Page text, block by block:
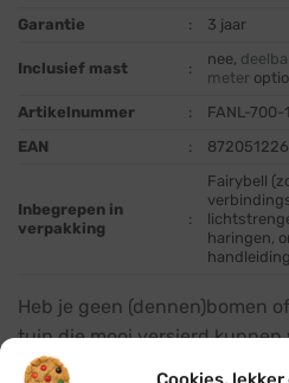
Garantie : 3 jaar
Inclusief mast :
nee,
meter
Artikelnummer
:
FANL-
EAN
:
Inbegrepen in
verpakking
:
Fairybell
haringen,
handleiding
Heb je geen (dennen)bomen
tuin die mooi versierd kunnen
kerstverlichting voor buiten?